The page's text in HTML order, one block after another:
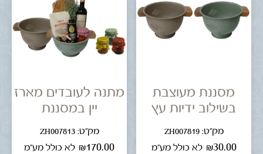
מסננת מעוצבת
בשילוב ידיות עץ
מק"ט: ZH007819
₪30.00 לא כולל מע"מ
מתנה לעובדים מארז
יין במסננת
מק"ט: ZH007813
₪170.00 לא כולל מע"מ